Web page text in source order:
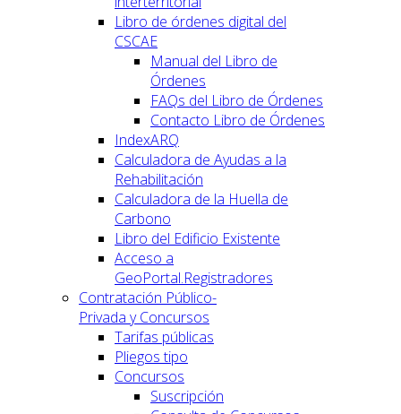
Libro de órdenes digital del
CSCAE
Manual del Libro de
Órdenes
FAQs del Libro de Órdenes
Contacto Libro de Órdenes
IndexARQ
Calculadora de Ayudas a la
Rehabilitación
Calculadora de la Huella de
Carbono
Libro del Edificio Existente
Acceso a
GeoPortal.Registradores
Contratación Público-
Privada y Concursos
Tarifas públicas
Pliegos tipo
Concursos
Suscripción